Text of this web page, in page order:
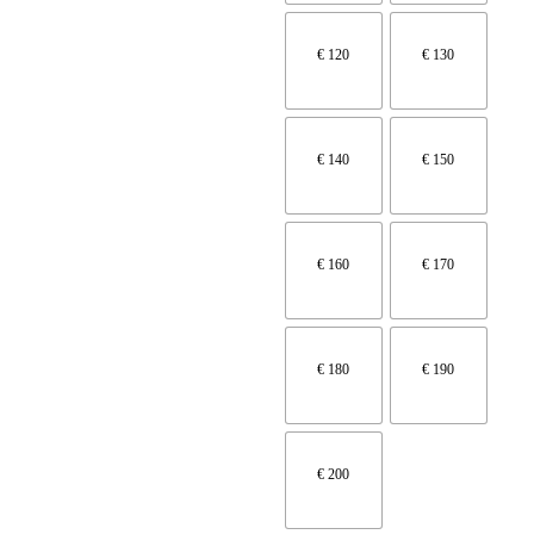
€ 120 € 130
€ 140 € 150
€ 160 € 170
€ 180 € 190
€ 200